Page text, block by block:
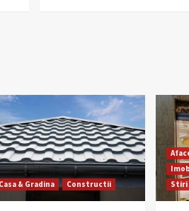
Casa & Gradina Constructii
Stiri